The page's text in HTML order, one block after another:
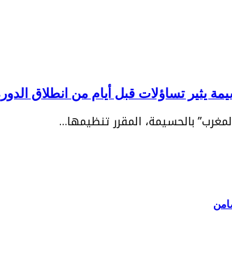
تساؤلات قبل أيام من انطلاق الدورة
بالحسيمة، المقرر تنظيمها…